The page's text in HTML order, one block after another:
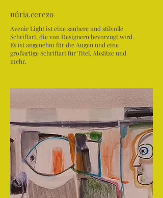
núria.cerezo
Avenir Light ist eine saubere und stilvolle
Schriftart, die von Designern bevorzugt wird.
Es ist angenehm für die Augen und eine
großartige Schriftart für Titel, Absätze und
mehr.